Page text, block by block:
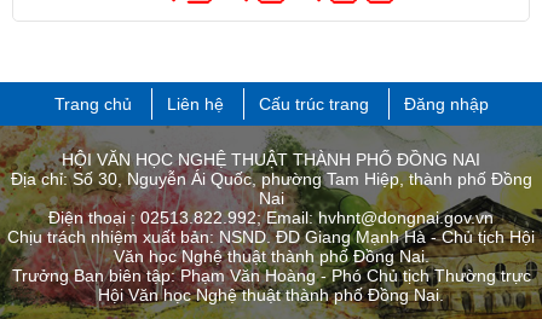
Trang chủ Liên hệ Cấu trúc trang Đăng nhập
HỘI VĂN HỌC NGHỆ THUẬT THÀNH PHỐ ĐỒNG NAI
Địa chỉ: Số 30, Nguyễn Ái Quốc, phường Tam Hiệp, thành phố Đồng
Nai
Điện thoại : 02513.822.992; Email: hvhnt@dongnai.gov.vn
Chịu trách nhiệm xuất bản: NSND. ĐD Giang Mạnh Hà - Chủ tịch Hội
Văn học Nghệ thuật thành phố Đồng Nai.
Trưởng Ban biên tập: Phạm Văn Hoàng - Phó Chủ tịch Thường trực
Hội Văn học Nghệ thuật thành phố ​Đồng Nai.